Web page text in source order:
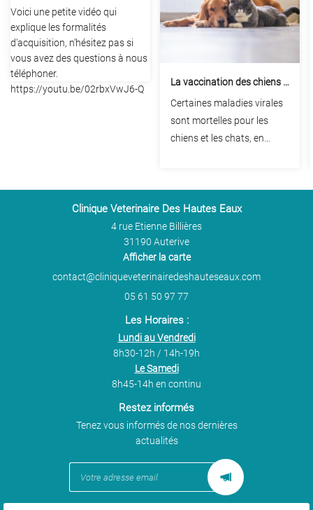
Voici une petite vidéo qui
explique les formalités
d'acquisition, n'hésitez pas si
vous avez des questions à nous
téléphoner.
https://youtu.be/02rbxVwJ6-Q
La vaccination des chiens et des
Certaines maladies virales
sont mortelles pour les
chiens et les chats, en
existent pour protéger nos
animaux et ce dès l'âge de
2 mois, voire plus tôt pour
certains vaccins. Les
vaccinations se font dans
le cadre d'une consultation
de santé, et 2 ou 3
pour obtenir une protection
efficace pour l'année .
Sans protection vaccinale
préalable, un animal
contaminé par un virus, en
peut mourir, et ce, malgré
réanimation importants,
car il n'existe pas de
traitement spécifique une
Clinique Veterinaire Des Hautes Eaux
4 rue Etienne Billières
31190 Auterive
Afficher la carte
05 61 50 97 77
Les Horaires :
Lundi au Vendredi
8h30-12h / 14h-19h
Le Samedi
8h45-14h en continu
Restez informés
Tenez vous informés de nos dernières
actualités